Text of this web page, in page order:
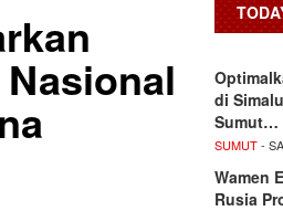
di
Sumut…
SUMUT-
Wamen
Rusia